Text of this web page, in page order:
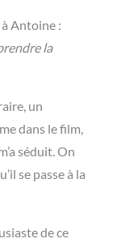
Antoine :
la
un
dans le film,
séduit. On
se passe à la
de ce